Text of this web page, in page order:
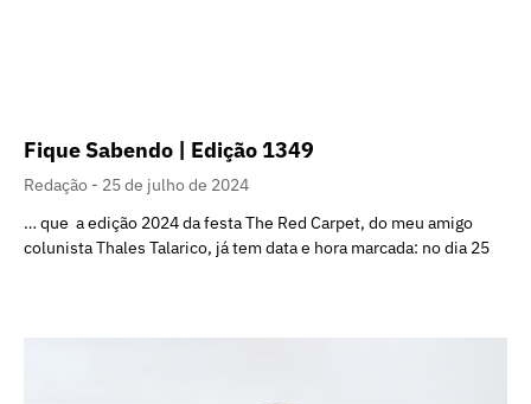
Fique Sabendo | Edição 1349
Redação
25 de julho de 2024
… que a edição 2024 da festa The Red Carpet, do meu amigo
colunista Thales Talarico, já tem data e hora marcada: no dia 25